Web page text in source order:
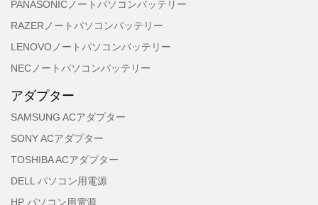
PANASONICノートパソコンバッテリー
RAZERノートパソコンバッテリー
LENOVOノートパソコンバッテリー
NECノートパソコンバッテリー
アダプター
SAMSUNG ACアダプター
SONY ACアダプター
TOSHIBA ACアダプター
DELL パソコン用電源
HP パソコン用電源